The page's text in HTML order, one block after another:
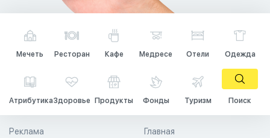
Мечеть Ресторан Кафе Медресе Отели Одежда
АтрибутикаЗдоровье Продукты Фонды Туризм Поиск
Главная
Реклама